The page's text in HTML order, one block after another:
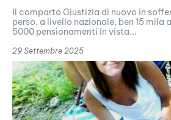
Il comparto Giustizia di nuovo in
perso, a livello nazionale, ben 15 mila
5000 pensionamenti in vista...
29 Settembre 2025